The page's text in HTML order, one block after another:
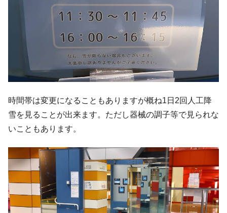
時間帯は変更になることもありますが概ね1日2回人工降
雪を見ることが出来ます。ただし器械の調子等で見られな
いこともあります。